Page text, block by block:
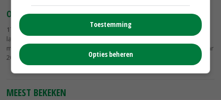
Omzet in EU aan landbouwmachines daalt
17-11-2014
- De Europese vereniging van
landbouwmachinefabrikanten CEMA verwacht dit jaar 5 procent
minder trekkers en machines te verkopen dan in het succesvolle jaar
2013.
MEEST BEKEKEN
Toestemming
Opties beheren